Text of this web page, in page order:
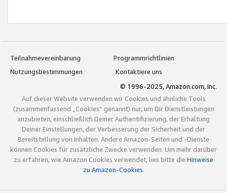
Teilnahmevereinbarung
Programmrichtlinien
Nutzungsbestimmungen
Kontaktiere uns
© 1996-2025, Amazon.com, Inc.
Auf dieser Website verwenden wir Cookies und ähnliche Tools
(zusammenfassend „Cookies“ genannt) nur, um Dir Dienstleistungen
anzubieten, einschließlich Deiner Authentifizierung, der Erhaltung
Deiner Einstellungen, der Verbesserung der Sicherheit und der
Bereitstellung von Inhalten. Andere Amazon-Seiten und -Dienste
können Cookies für zusätzliche Zwecke verwenden. Um mehr darüber
zu erfahren, wie Amazon Cookies verwendet, lies bitte die Hinweise
zu Amazon-Cookies.